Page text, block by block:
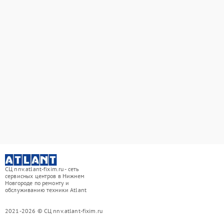
СЦ nnv.atlant-fixim.ru - сеть
сервисных центров в Нижнем
Новгороде по ремонту и
обслуживанию техники Atlant
2021-2026 © СЦ nnv.atlant-fixim.ru